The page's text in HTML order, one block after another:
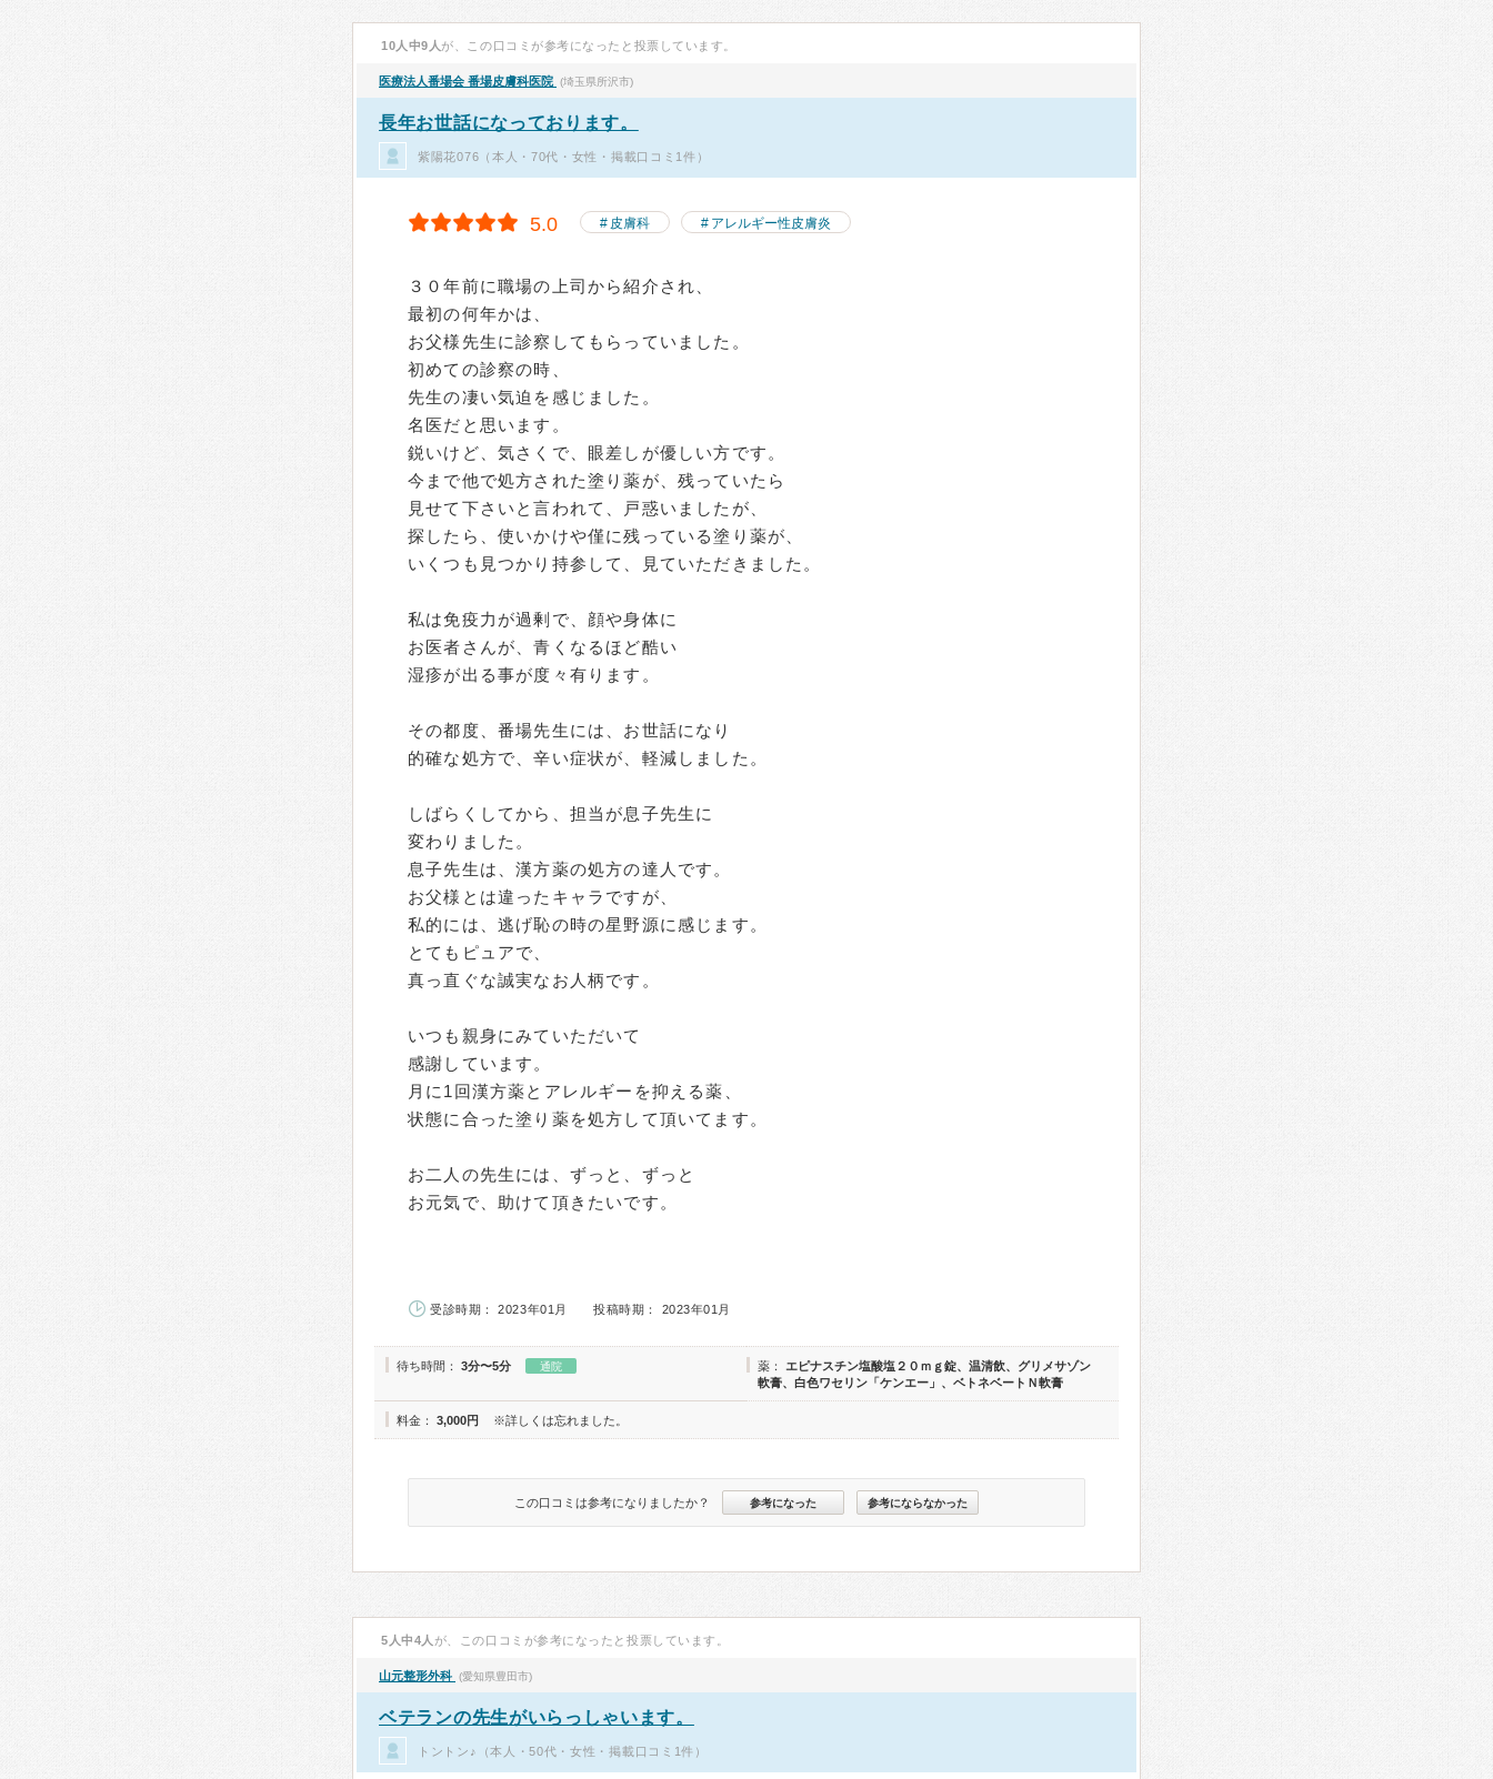
10人中9人 が、この口コミが参考になったと投票しています。
医療法人番場会 番場皮膚科医院 (埼玉県所沢市)
長年お世話になっております。
紫陽花076（本人・70代・女性・掲載口コミ1件）
5.0 皮膚科 アレルギー性皮膚炎
３０年前に職場の上司から紹介され、
最初の何年かは、
お父様先生に診察してもらっていました。
初めての診察の時、
先生の凄い気迫を感じました。
名医だと思います。
鋭いけど、気さくで、眼差しが優しい方です。
今まで他で処方された塗り薬が、残っていたら
見せて下さいと言われて、戸惑いましたが、
探したら、使いかけや僅に残っている塗り薬が、
いくつも見つかり持参して、見ていただきました。
私は免疫力が過剰で、顔や身体に
お医者さんが、青くなるほど酷い
湿疹が出る事が度々有ります。
その都度、番場先生には、お世話になり
的確な処方で、辛い症状が、軽減しました。
しばらくしてから、担当が息子先生に
変わりました。
息子先生は、漢方薬の処方の達人です。
お父様とは違ったキャラですが、
私的には、逃げ恥の時の星野源に感じます。
とてもピュアで、
真っ直ぐな誠実なお人柄です。
いつも親身にみていただいて
感謝しています。
月に1回漢方薬とアレルギーを抑える薬、
状態に合った塗り薬を処方して頂いてます。
お二人の先生には、ずっと、ずっと
お元気で、助けて頂きたいです。
受診時期： 2023年01月 投稿時期： 2023年01月
待ち時間： 3分〜5分 通院 薬： エピナスチン塩酸塩２０ｍｇ錠、温清飲、グリメサゾン
軟膏、白色ワセリン「ケンエー」、ベトネベートＮ軟膏
料金： 3,000円 ※詳しくは忘れました。
この口コミは参考になりましたか？ 参考になった 参考にならなかった
5人中4人 が、この口コミが参考になったと投票しています。
山元整形外科 (愛知県豊田市)
ベテランの先生がいらっしゃいます。
トントン♪（本人・50代・女性・掲載口コミ1件）